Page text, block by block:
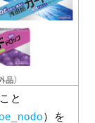
と
）を